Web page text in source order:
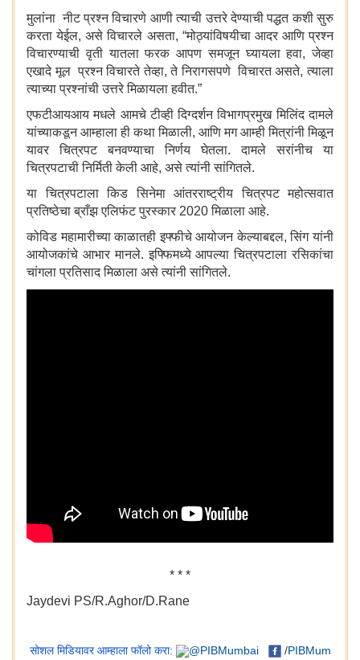
मुलांना नीट प्रश्न विचारणे आणी त्याची उत्तरे देण्याची पद्धत कशी सुरु
करता येईल, असे विचारले असता, “मोठ्यांविषयीचा आदर आणि प्रश्न
विचारण्याची वृती यातला फरक आपण समजून घ्यायला हवा, जेव्हा
एखादे मूल प्रश्न विचारते तेव्हा, ते निरागसपणे विचारत असते, त्याला
त्याच्या प्रश्नांची उत्तरे मिळायला हवीत.”
एफटीआयआय मधले आमचे टीव्ही दिग्दर्शन विभागप्रमुख मिलिंद दामले
यांच्याकडून आम्हाला ही कथा मिळाली, आणि मग आम्ही मित्रांनी मिळून
यावर चित्रपट बनवण्याचा निर्णय घेतला. दामले सरांनीच या
चित्रपटाची निर्मिती केली आहे, असे त्यांनी सांगितले.
या चित्रपटाला किड सिनेमा आंतरराष्ट्रीय चित्रपट महोत्सवात
प्रतिष्ठेचा ब्राँझ एलिफंट पुरस्कार 2020 मिळाला आहे.
कोविड महामारीच्या काळातही इफ्फीचे आयोजन केल्याबद्दल, सिंग यांनी
आयोजकांचे आभार मानले. इफ्फिमध्ये आपल्या चित्रपटाला रसिकांचा
चांगला प्रतिसाद मिळाला असे त्यांनी सांगितले.
* * *
Jaydevi PS/R.Aghor/D.Rane
सोशल मिडियावर आम्हाला फॉलो करा: @PIBMumbai /PIBMum